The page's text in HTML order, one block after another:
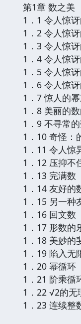
第1章 数之美
1．1 令人惊
1．2 令人惊
1．3 令人惊
1．4 令人惊
1．5 令人惊
1．6 令人惊
1．7 惊人的
1．8 美丽的
1．9 不寻常
1．10 奇怪：
1．11 令人惊
1．12 压抑不
1．13 完满数
1．14 友好的
1．15 另一种
1．16 回文数
1．17 形数的
1．18 美妙的
1．19 陷入无
1．20 幂循环
1．21 阶乘循
1．22 √2的无
1．23 连续整